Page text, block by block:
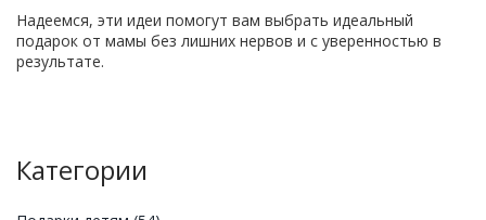
Надеемся, эти идеи помогут вам выбрать идеальный
подарок от мамы без лишних нервов и с уверенностью в
результате.
Категории